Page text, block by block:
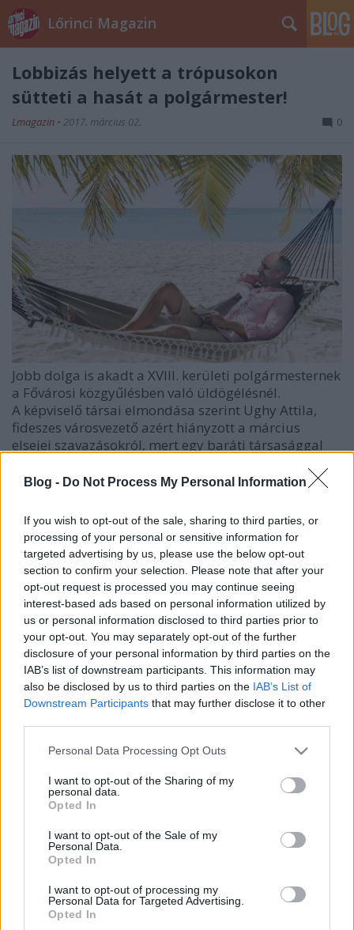
Blog - Do Not Process My Personal Information
If you wish to opt-out of the sale, sharing to third parties, or
processing of your personal or sensitive information for
targeted advertising by us, please use the below opt-out
section to confirm your selection. Please note that after your
opt-out request is processed you may continue seeing
interest-based ads based on personal information utilized by
us or personal information disclosed to third parties prior to
your opt-out. You may separately opt-out of the further
disclosure of your personal information by third parties on the
IAB’s list of downstream participants. This information may
also be disclosed by us to third parties on the IAB’s List of
Downstream Participants that may further disclose it to other
Please note that this website/app uses one or more Google
not limited to your visit or usage behaviour. You may click to
grant or deny consent to Google and its third-party tags to
use your data for below specified purposes in below Google
consent section.
Personal Data Processing Opt Outs
I want to opt-out of the Sharing of my
personal data.
Opted In
I want to opt-out of the Sale of my
Personal Data.
Opted In
I want to opt-out of processing my
Personal Data for Targeted Advertising.
Opted In
Lőrinci Magazin
Lobbizás helyett a trópusokon
sütteti a hasát a polgármester!
Lmagazin • 2017. március 02. 0
Jobb dolga is akadt a XVIII. kerületi polgármesternek
a Fővárosi közgyűlésben való üldögélésnél.
A képviselő társai elmondása szerint Ughy Attila,
fideszes városvezető azért hiányzott a március
elsejei szavazásokról, mert egy baráti társasággal
vesz részt. Az ötcsillagos körülményeket a hírek
hogy mit kaphat érte cserébe.
A koktélos-pálmafás ajándékútnak a jelek szerint a
környékbeliek látják a kárát, ugyanis a Fővárosi
közgyűlésben Ughy távollétében nem kapott
támogatást az olimpia rendezéssel együtt lefújt
Ferihegyi gyorsforgalmi út korszerűsítésére tett
előterjesztés. A javaslatban az állt, hogy Budapest
forduljon a kormányhoz a rendszeresen bedugult
reptérre vezető útszakasz bővítése érdekében,
amelynek a veszélyességét a helyi rendőrjárőrök is
többször megtapasztalták.
Címkék:fidesz polgármester ughy attila xviii
pestszentlőrinc
pestszentimre
Ajánlott bejegyzések: